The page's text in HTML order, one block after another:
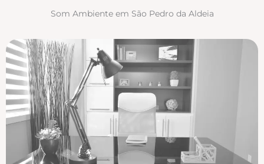
Som Ambiente em São Pedro da Aldeia